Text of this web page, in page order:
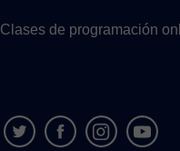
Clases de programación